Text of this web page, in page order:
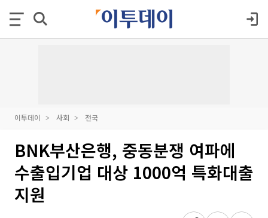
이투데이 사회 전국
BNK부산은행, 중동분쟁 여파에
수출입기업 대상 1000억 특화대출
지원